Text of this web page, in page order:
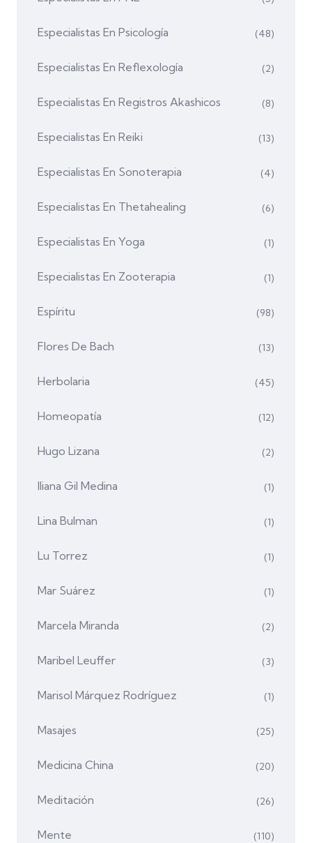
Especialistas En Psicología (48)
Especialistas En Reflexología (2)
Especialistas En Registros Akashicos (8)
Especialistas En Reiki (13)
Especialistas En Sonoterapia (4)
Especialistas En Thetahealing (6)
Especialistas En Yoga (1)
Especialistas En Zooterapia (1)
Espíritu (98)
Flores De Bach (13)
Herbolaria (45)
Homeopatía (12)
Hugo Lizana (2)
Iliana Gil Medina (1)
Lina Bulman (1)
Lu Torrez (1)
Mar Suárez (1)
Marcela Miranda (2)
Maribel Leuffer (3)
Marisol Márquez Rodríguez (1)
Masajes (25)
Medicina China (20)
Meditación (26)
Mente (110)